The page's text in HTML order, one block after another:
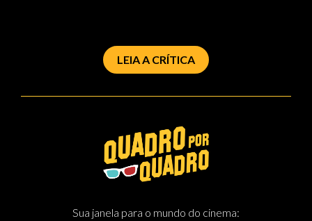
LEIA A CRÍTICA
Sua janela para o mundo do cinema: